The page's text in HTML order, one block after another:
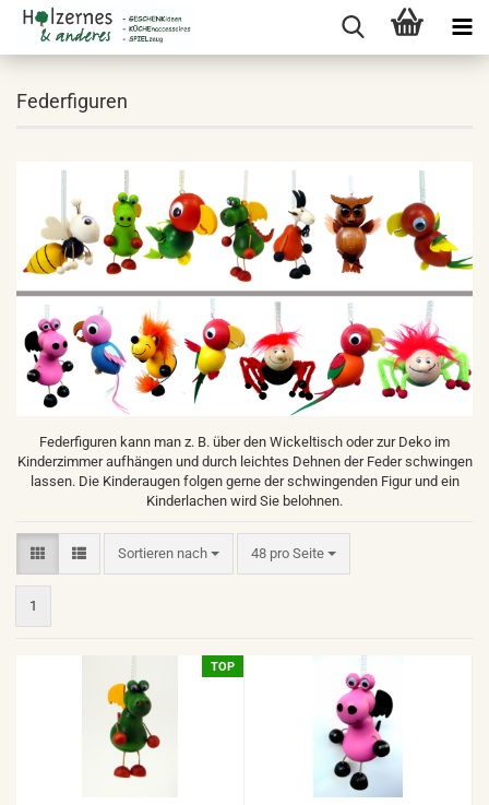
Federfiguren
Federfiguren kann man z. B. über den Wickeltisch oder zur Deko im
Kinderzimmer aufhängen und durch leichtes Dehnen der Feder schwingen
lassen. Die Kinderaugen folgen gerne der schwingenden Figur und ein
Kinderlachen wird Sie belohnen.
Sortieren nach
Sortieren nach 48 pro Seite
pro Seite
1
TOP